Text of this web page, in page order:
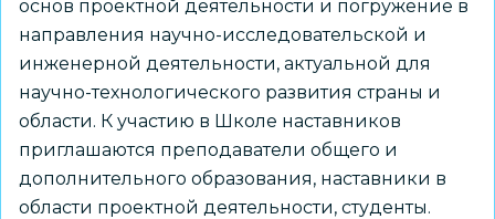
основ проектной деятельности и погружение в
направления научно-исследовательской и
инженерной деятельности, актуальной для
научно-технологического развития страны и
области. К участию в Школе наставников
приглашаются преподаватели общего и
дополнительного образования, наставники в
области проектной деятельности, студенты.